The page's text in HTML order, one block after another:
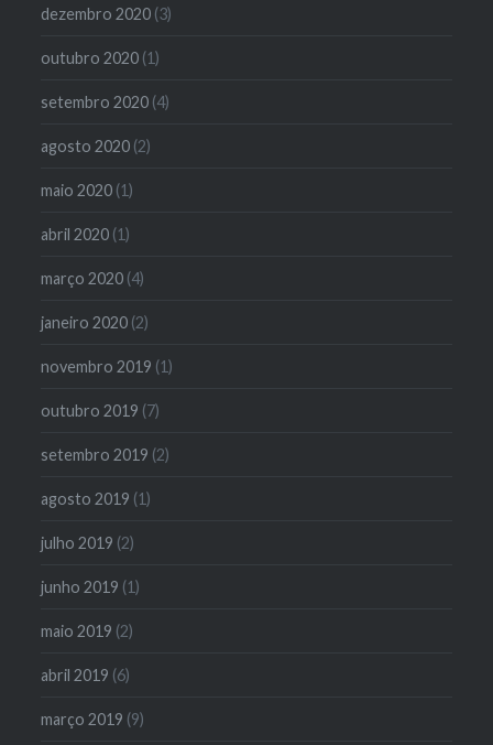
dezembro 2020 (3)
outubro 2020 (1)
setembro 2020 (4)
agosto 2020 (2)
maio 2020 (1)
abril 2020 (1)
março 2020 (4)
janeiro 2020 (2)
novembro 2019 (1)
outubro 2019 (7)
setembro 2019 (2)
agosto 2019 (1)
julho 2019 (2)
junho 2019 (1)
maio 2019 (2)
abril 2019 (6)
março 2019 (9)